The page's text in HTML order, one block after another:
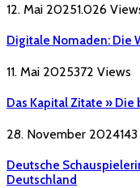
12. Mai 20251.026
Digitale Nomaden: Die
11. Mai 2025372 Views
Das Kapital Zitate » Die
28. November 2024143
Deutsche
Deutschland